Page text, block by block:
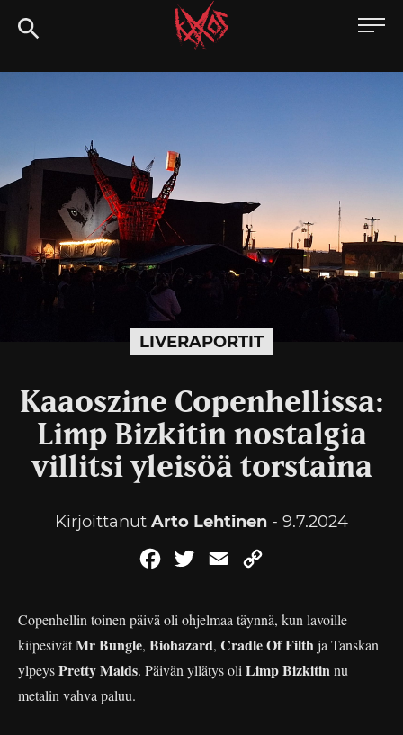
Siirry
suoraan
Kaaoszine
LIVERAPORTIT
Kaaoszine Copenhellissa:
Limp Bizkitin nostalgia
villitsi yleisöä torstaina
Kirjoittanut Arto Lehtinen - 9.7.2024
FacebookTwitterEmail
Copenhellin toinen päivä oli ohjelmaa täynnä, kun lavoille
kiipesivätMr Bungle, Biohazard, Cradle Of Filthja Tanskan
ylpeysPretty Maids. Päivän yllätys oli Limp Bizkitinnu
metalin vahva paluu.